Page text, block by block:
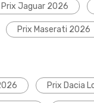
Prix Jaguar 2026
Prix Maserati 2026
Prix Dacia